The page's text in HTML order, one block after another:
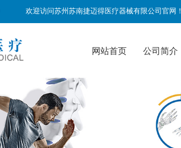
欢迎访问苏州苏南捷迈得医疗器械有限公司官网！
网站首页 公司简介